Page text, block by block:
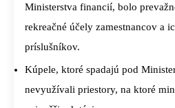
Ministerstva financií, bolo
rekreačné účely zamestnancov a
príslušníkov.
Kúpele, ktoré spadajú pod
nevyužívali priestory, na ktoré